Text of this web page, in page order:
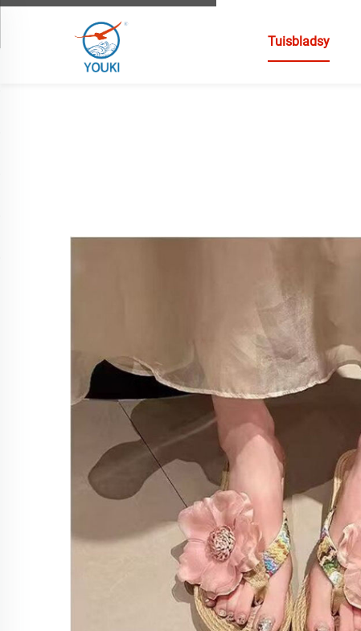
Tuisbladsy